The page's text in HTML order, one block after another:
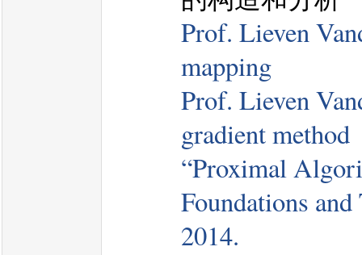
Prof. Lieven
mapping
Prof. Lieven
gradient method
“Proximal
Foundations
2014.